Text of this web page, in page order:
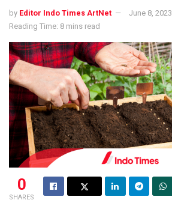
by Editor Indo Times ArtNet
June 8, 2023
Reading Time: 8 mins read
0
SHARES